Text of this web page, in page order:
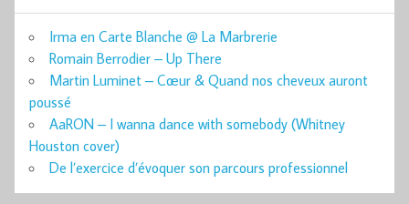
Irma en Carte Blanche @ La Marbrerie
Romain Berrodier – Up There
Martin Luminet – Cœur & Quand nos cheveux auront
poussé
AaRON – I wanna dance with somebody (Whitney
Houston cover)
De l’exercice d’évoquer son parcours professionnel